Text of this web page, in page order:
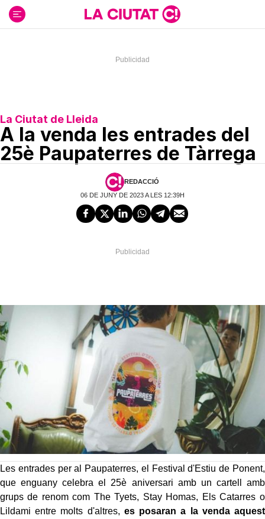
contenido
La Ciutat de Lleida
A la venda les entrades del
25è Paupaterres de Tàrrega
REDACCIÓ
06 DE JUNY DE 2023 A LES 12:39H
Les entrades per al Paupaterres, el Festival d'Estiu de Ponent,
que enguany celebra el 25è aniversari amb un cartell amb
grups de renom com The Tyets, Stay Homas, Els Catarres o
Lildami entre molts d'altres, es posaran a la venda aquest